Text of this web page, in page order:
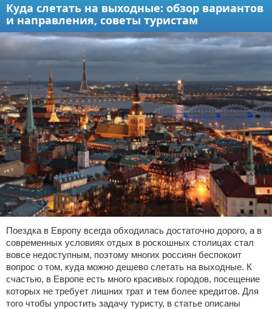
Куда слетать на выходные: обзор вариантов
и направления, советы туристам
Поездка в Европу всегда обходилась достаточно дорого, а в
современных условиях отдых в роскошных столицах стал
вовсе недоступным, поэтому многих россиян беспокоит
вопрос о том, куда можно дешево слетать на выходные. К
счастью, в Европе есть много красивых городов, посещение
которых не требует лишних трат и тем более кредитов. Для
того чтобы упростить задачу туристу, в статье описаны